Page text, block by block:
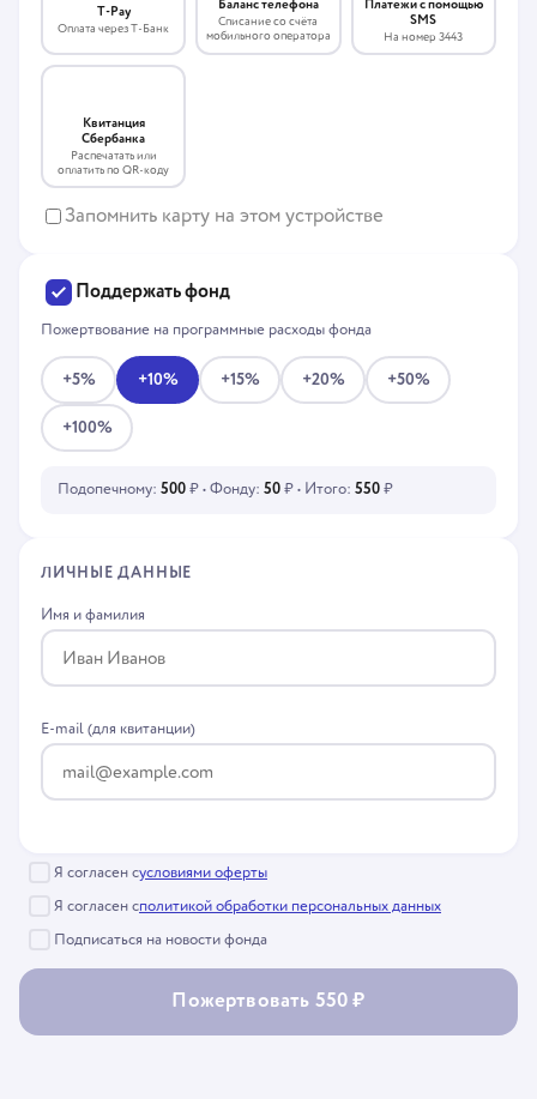
T-Pay
Оплата через Т-Банк
Баланс телефона
Списание со счёта
мобильного оператора
Платежи с помощью
SMS
На номер 3443
Квитанция
Сбербанка
Распечатать или
оплатить по QR-коду
Запомнить карту на этом устройстве
Поддержать фонд
Пожертвование на программные расходы фонда
+5% +10% +15% +20% +50%
+100%
Подопечному: 500 ₽ • Фонду: 50 ₽ • Итого: 550 ₽
ЛИЧНЫЕ ДАННЫЕ
Имя и фамилия
E-mail (для квитанции)
Я согласен сусловиями оферты
Я согласен сполитикой обработки персональных данных
Подписаться на новости фонда
Пожертвовать 550 ₽